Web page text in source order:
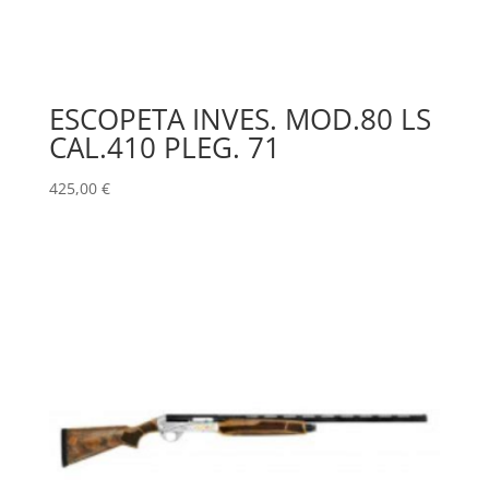
ESCOPETA INVES. MOD.80 LS
CAL.410 PLEG. 71
425,00 €